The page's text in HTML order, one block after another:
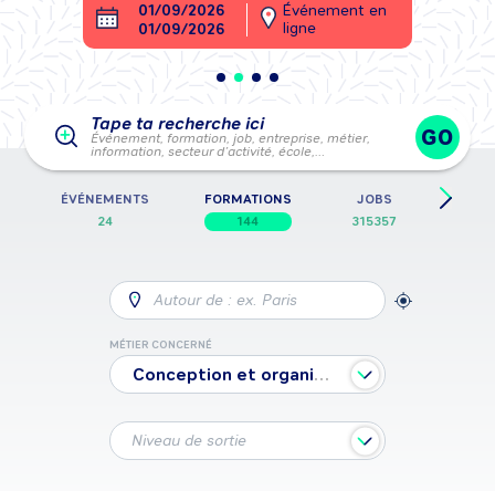
01/09/2026
01/09/2026
Événement en
ligne
Tape ta recherche ici
Événement, formation, job, entreprise, métier,
information, secteur d’activité, école,…
GO
ÉVÉNEMENTS
24
FORMATIONS
144
JOBS
315357
Autour de : ex. Paris
MÉTIER CONCERNÉ
Conception et organisation de la chaîne logistique
Niveau de sortie